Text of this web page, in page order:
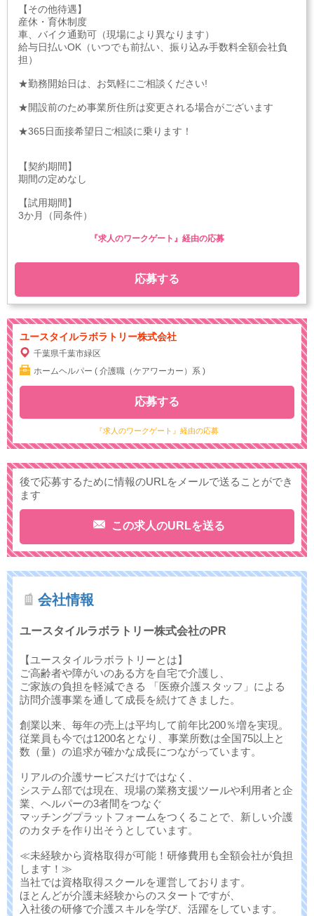
【その他待遇】
産休・育休制度
車、バイク通勤可（現場により異なります）
給与日払いOK（いつでも前払い、振り込み手数料全額会社負
担）
★勤務開始日は、お気軽にご相談ください!
★開設前のため事業所住所は変更される場合がございます
★365日面接希望日ご相談に乗ります！
【契約期間】
期間の定めなし
【試用期間】
3か月（同条件）
応募する
『求人のワークゲート』経由の応募
ユースタイルラボラトリー株式会社
千葉県千葉市緑区
ホームヘルパー ( 介護職（ケアワーカー）系 )
『求人のワークゲート』経由の応募
応募する
後で応募するために情報のURLをメールで送ることができ
ます
この求人のURLを送る
会社情報
ユースタイルラボラトリー株式会社のPR
【ユースタイルラボラトリーとは】
ご高齢者や障がいのある方を自宅で介護し、
ご家族の負担を軽減できる 「医療介護スタッフ」による
訪問介護事業を通して成長を続けてきました。
創業以来、毎年の売上は平均して前年比200％増を実現。
従業員も今では1200名となり、事業所数は全国75以上と
数（量）の追求が確かな成長につながっています。
リアルの介護サービスだけではなく、
システム部では現在、現場の業務支援ツールや利用者と企
業、ヘルパーの3者間をつなぐ
マッチングプラットフォームをつくることで、新しい介護
のカタチを作り出そうとしています。
≪未経験から資格取得が可能！研修費用も全額会社が負担
します！≫
当社では資格取得スクールを運営しております。
ほとんどが介護未経験からのスタートですが、
入社後の研修で介護スキルを学び、活躍をしています。